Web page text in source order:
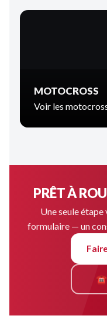
MOTOCROSS
Voir les
PRÊT À
Une seule étape
formulaire — un
☎